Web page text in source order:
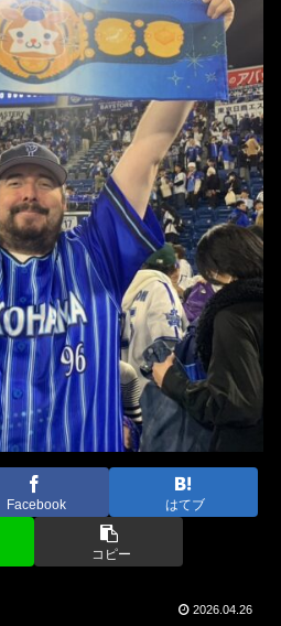
Facebook はてブ
コピー
2026.04.26